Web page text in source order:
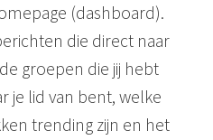
(dashboard).
die direct naar
groepen die jij hebt
je lid van bent, welke
trending zijn en het